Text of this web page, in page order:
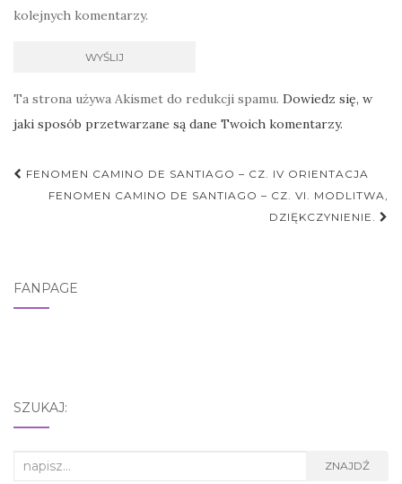
kolejnych komentarzy.
Ta strona używa Akismet do redukcji spamu. Dowiedz się, w
jaki sposób przetwarzane są dane Twoich komentarzy.
Nawigacja
postu
FENOMEN CAMINO DE SANTIAGO – CZ. IV ORIENTACJA
FENOMEN CAMINO DE SANTIAGO – CZ. VI. MODLITWA,
DZIĘKCZYNIENIE.
FANPAGE
SZUKAJ:
Search
ZNAJDŹ